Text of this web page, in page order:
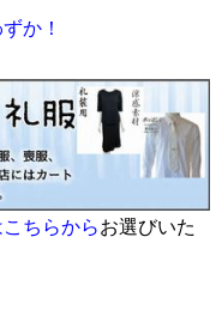
か！
ちらからお選びいた